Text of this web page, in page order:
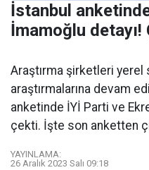
İstanbul
İmamoğlu detayı!
Araştırma şirketleri
araştırmalarına devam
anketinde İYİ Parti ve
çekti. İşte son anketten
YAYINLAMA:
26 Aralık 2023 Salı 09:18